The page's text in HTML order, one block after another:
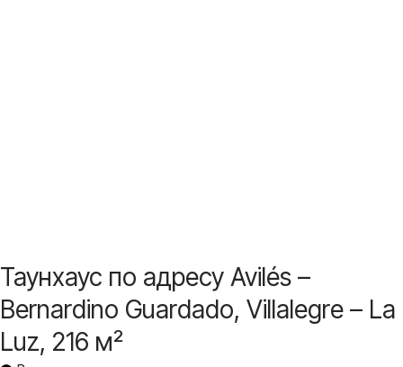
Таунхаус по адресу Avilés –
Bernardino Guardado, Villalegre – La
Luz, 216 м²